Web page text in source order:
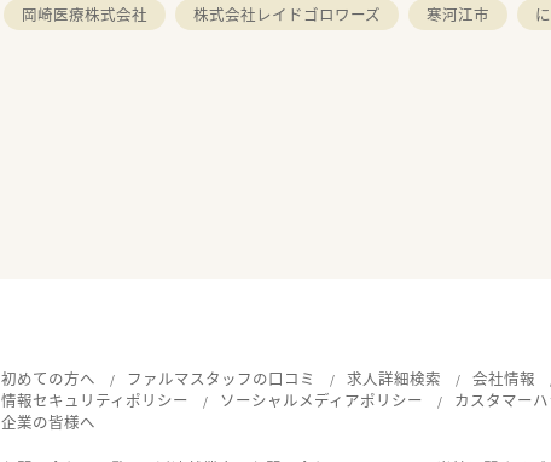
岡崎医療株式会社 株式会社レイドゴロワーズ 寒河江市
初めての方へ ファルマスタッフの口コミ 求人詳細検索 会社情報
情報セキュリティポリシー
ソーシャルメディアポリシー カスタマー
企業の皆様へ